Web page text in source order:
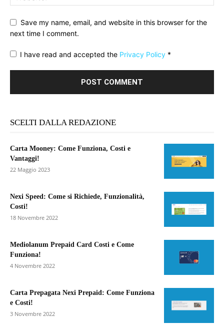
Save my name, email, and website in this browser for the
next time I comment.
I have read and accepted the Privacy Policy *
SCELTI DALLA REDAZIONE
Carta Mooney: Come Funziona, Costi e
Vantaggi!
22 Maggio 2023
Nexi Speed: Come si Richiede, Funzionalità,
Costi!
18 Novembre 2022
Mediolanum Prepaid Card Costi e Come
Funziona!
4 Novembre 2022
Carta Prepagata Nexi Prepaid: Come Funziona
e Costi!
3 Novembre 2022